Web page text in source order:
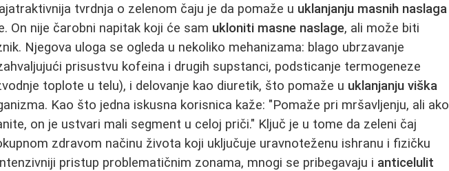
tvrdnja o zelenom čaju je da pomaže u uklanjanju masnih naslaga
On nije čarobni napitak koji će sam ukloniti masne naslage, ali može biti
Njegova uloga se ogleda u nekoliko mehanizama: blago ubrzavanje
prisustvu kofeina i drugih supstanci, podsticanje termogeneze
toplote u telu), i delovanje kao diuretik, što pomaže u uklanjanju viška
Kao što jedna iskusna korisnica kaže: "Pomaže pri mršavljenju, ali ako
on je ustvari mali segment u celoj priči." Ključ je u tome da zeleni čaj
zdravom načinu života koji uključuje uravnoteženu ishranu i fizičku
pristup problematičnim zonama, mnogi se pribegavaju i anticelulit